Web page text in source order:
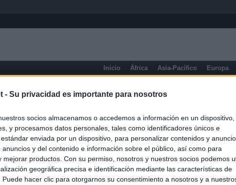
- Su privacidad es importante para nosotros
socios almacenamos o accedemos a información en un dispositivo,
y procesamos datos personales, tales como identificadores únicos e
enviada por un dispositivo, para personalizar contenidos y
anuncios y del contenido e información sobre el público, así como para
mejorar productos. Con su permiso, nosotros y nuestros socios podemos
geográfica precisa e identificación mediante las características de
Puede hacer clic para otorgarnos su consentimiento a nosotros y a
Inicio África Asia-Pacífico Europa
Ceuta y Melilla